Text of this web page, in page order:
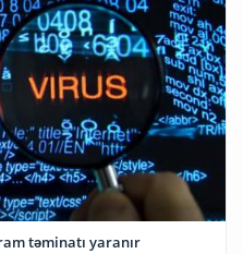
təminatı yaranır